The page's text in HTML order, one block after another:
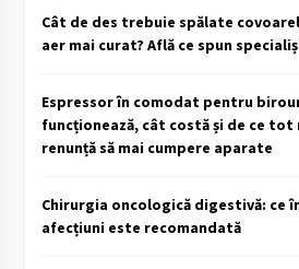
Cât de des trebuie spălate
aer mai curat? Află ce spun
Espressor în comodat pentru
funcționează, cât costă și de ce
renunță să mai cumpere aparate
Chirurgia oncologică digestivă: ce
afecțiuni este recomandată